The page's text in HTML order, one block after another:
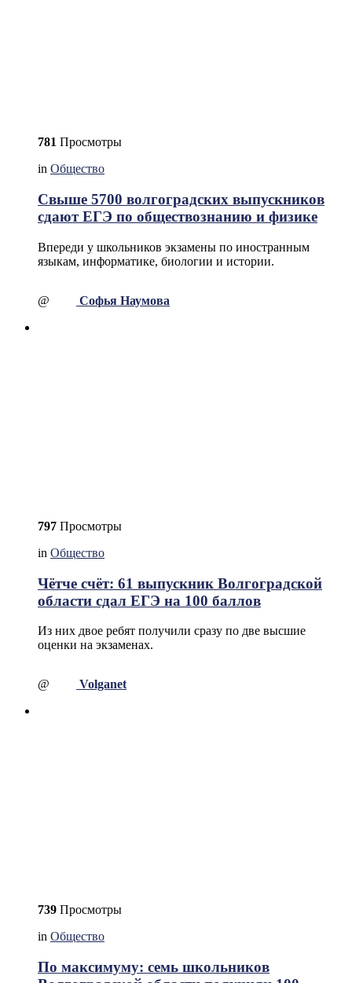
781 Просмотры
in Общество
Свыше 5700 волгоградских выпускников
сдают ЕГЭ по обществознанию и физике
Впереди у школьников экзамены по иностранным
языкам, информатике, биологии и истории.
@ Софья Наумова
797 Просмотры
in Общество
Чётче счёт: 61 выпускник Волгоградской
области сдал ЕГЭ на 100 баллов
Из них двое ребят получили сразу по две высшие
оценки на экзаменах.
@ Volganet
739 Просмотры
in Общество
По максимуму: семь школьников